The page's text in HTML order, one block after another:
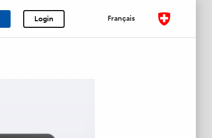
Login Français